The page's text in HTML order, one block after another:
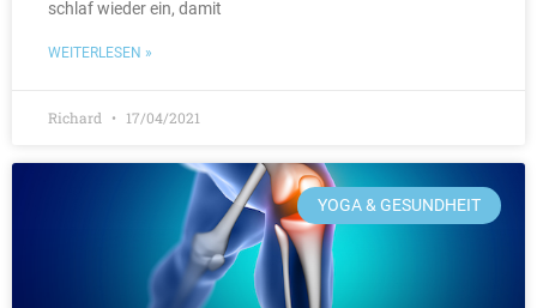
schlaf wieder ein, damit
WEITERLESEN »
Richard 17/04/2021
YOGA & GESUNDHEIT